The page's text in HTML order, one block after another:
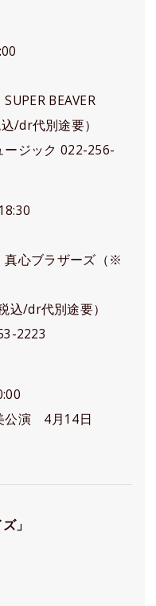
BEAVER
/dr代別途要）
ージック 022-256-
真心ブラザーズ（※
込/dr代別途要）
2223
公演 4月14日
」